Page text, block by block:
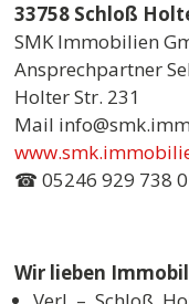
33758 Schloß
SMK Immobilien
Ansprechpartner
Holter Str. 231
Mail
☎ 05246 929 738 0
Wir lieben